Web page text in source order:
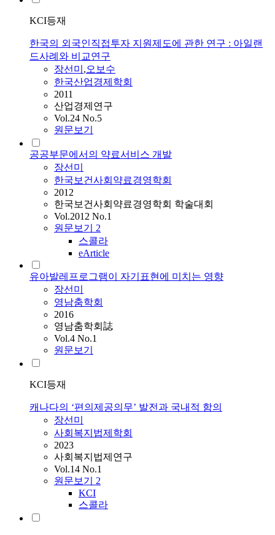
KCI등재
한국의 외국인직접투자 지원제도에 관한 연구 : 아일랜
드사례와 비교연구
장선미 ,오보수
한국산업경제학회
2011
산업경제연구
Vol.24 No.5
원문보기
공공부문에서의 약료서비스 개발
장선미
한국보건사회약료경영학회
2012
한국보건사회약료경영학회 학술대회
Vol.2012 No.1
원문보기 2
스콜라
eArticle
유아발레프로그램이 자기표현에 미치는 영향
장선미
영남춤학회
2016
영남춤학회誌
Vol.4 No.1
원문보기
KCI등재
캐나다의 ‘편의제공의무’ 발전과 국내적 함의
장선미
사회복지법제학회
2023
사회복지법제연구
Vol.14 No.1
원문보기 2
KCI
스콜라